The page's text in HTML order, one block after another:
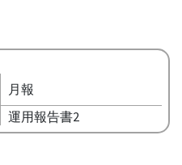
月報
運用報告書2